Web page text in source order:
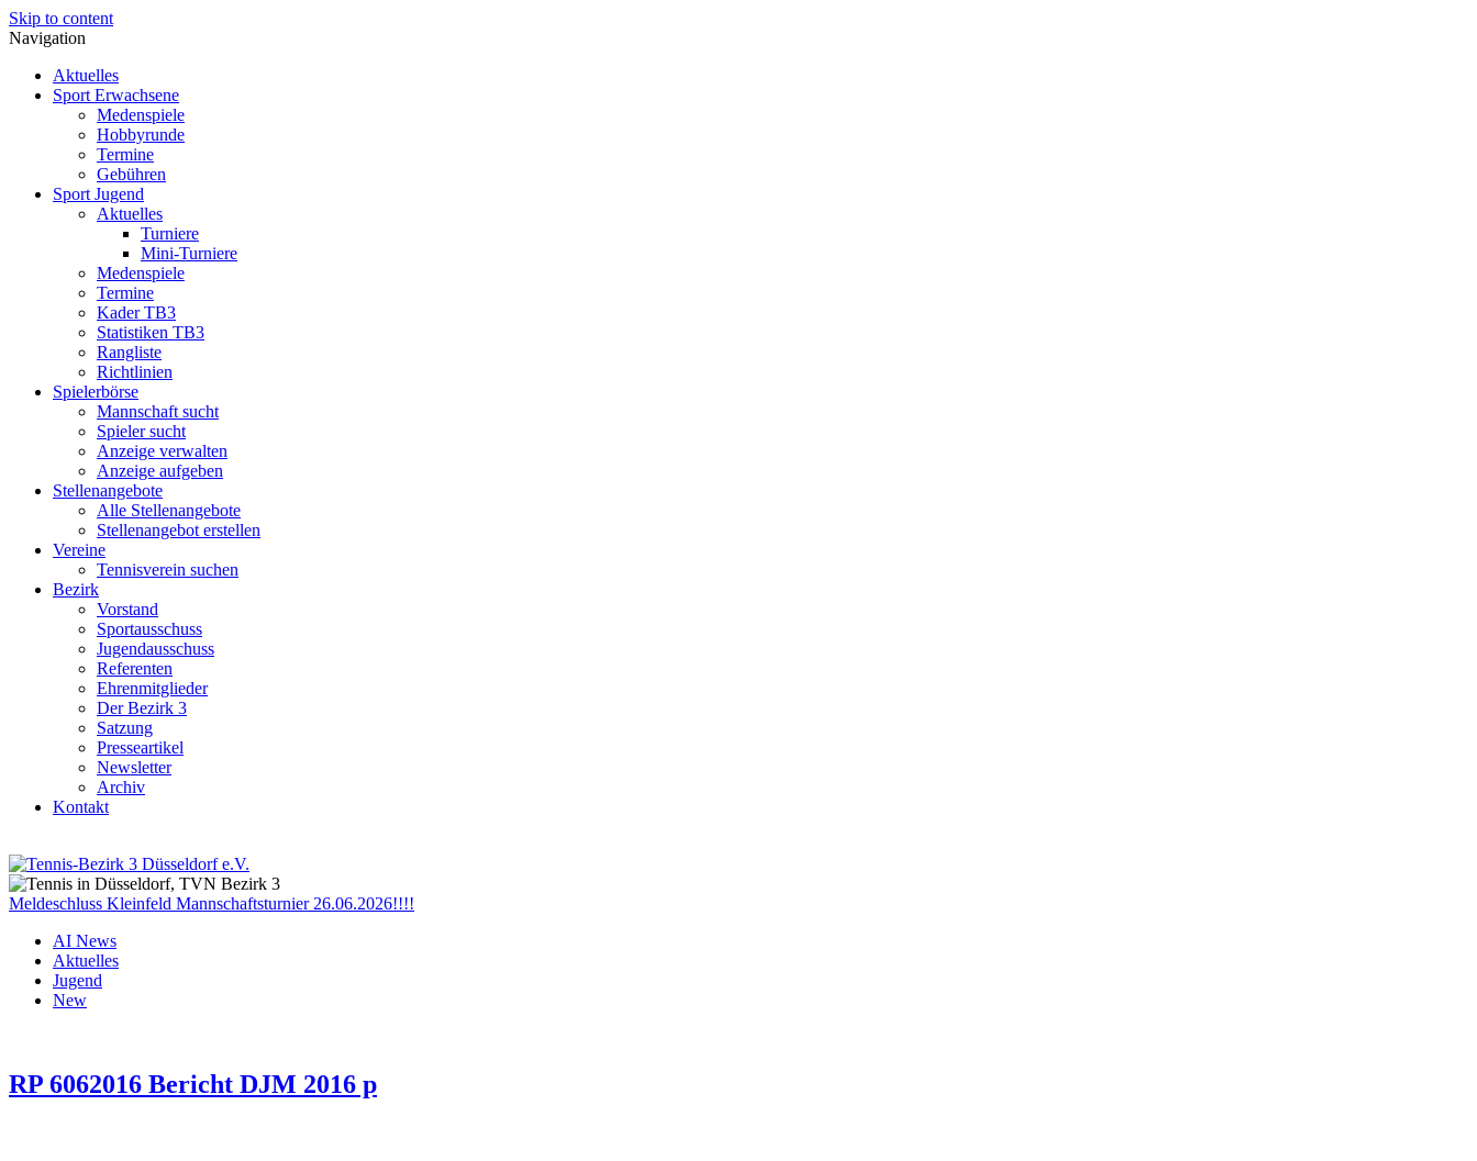
Skip to content
Navigation
Aktuelles
Sport Erwachsene
Medenspiele
Hobbyrunde
Termine
Gebühren
Sport Jugend
Aktuelles
Turniere
Mini-Turniere
Medenspiele
Termine
Kader TB3
Statistiken TB3
Rangliste
Richtlinien
Spielerbörse
Mannschaft sucht
Spieler sucht
Anzeige verwalten
Anzeige aufgeben
Stellenangebote
Alle Stellenangebote
Stellenangebot erstellen
Vereine
Tennisverein suchen
Bezirk
Vorstand
Sportausschuss
Jugendausschuss
Referenten
Ehrenmitglieder
Der Bezirk 3
Satzung
Presseartikel
Newsletter
Archiv
Kontakt
Meldeschluss Kleinfeld Mannschaftsturnier 26.06.2026!!!!
AI News
Aktuelles
Jugend
New
RP 6062016 Bericht DJM 2016 p